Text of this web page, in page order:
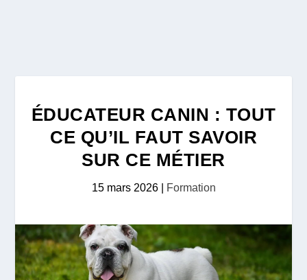
ÉDUCATEUR CANIN : TOUT
CE QU’IL FAUT SAVOIR
SUR CE MÉTIER
15 mars 2026| Formation